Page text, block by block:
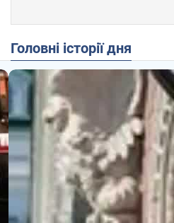
Головні історії дня